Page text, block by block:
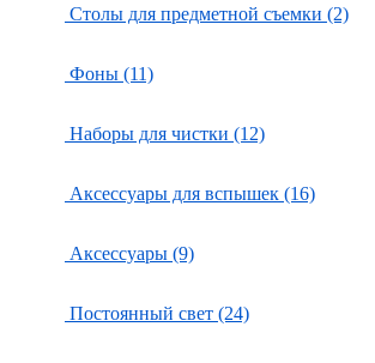
Столы для предметной съемки (2)
Фоны (11)
Наборы для чистки (12)
Аксессуары для вспышек (16)
Аксессуары (9)
Постоянный свет (24)